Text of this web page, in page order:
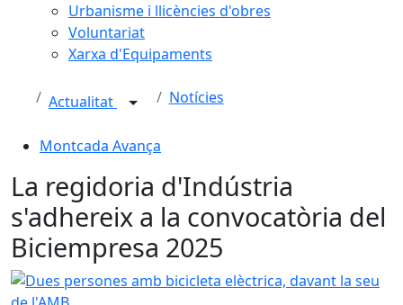
Urbanisme i llicències d'obres
Voluntariat
Xarxa d'Equipaments
Actualitat Notícies
Montcada Avança
La regidoria d'Indústria
s'adhereix a la convocatòria del
Biciempresa 2025
Dues persones amb bicicleta elèctrica, davant la seu de